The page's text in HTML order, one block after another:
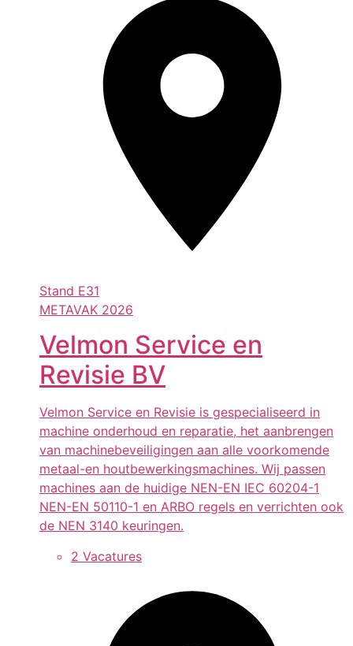
Stand E31
METAVAK 2026
Velmon Service en
Revisie BV
Velmon Service en Revisie is gespecialiseerd in
machine onderhoud en reparatie, het aanbrengen
van machinebeveiligingen aan alle voorkomende
metaal-en houtbewerkingsmachines. Wij passen
machines aan de huidige NEN-EN IEC 60204-1
NEN-EN 50110-1 en ARBO regels en verrichten ook
de NEN 3140 keuringen.
2 Vacatures